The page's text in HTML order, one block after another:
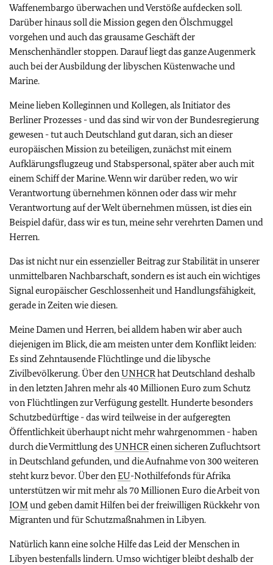
Waffenembargo überwachen und Verstöße aufdecken soll.
Darüber hinaus soll die Mission gegen den Ölschmuggel
vorgehen und auch das grausame Geschäft der
Menschenhändler stoppen. Darauf liegt das ganze Augenmerk
auch bei der Ausbildung der libyschen Küstenwache und
Marine.
Meine lieben Kolleginnen und Kollegen, als Initiator des
Berliner Prozesses - und das sind wir von der Bundesregierung
gewesen - tut auch Deutschland gut daran, sich an dieser
europäischen Mission zu beteiligen, zunächst mit einem
Aufklärungsflugzeug und Stabspersonal, später aber auch mit
einem Schiff der Marine. Wenn wir darüber reden, wo wir
Verantwortung übernehmen können oder dass wir mehr
Verantwortung auf der Welt übernehmen müssen, ist dies ein
Beispiel dafür, dass wir es tun, meine sehr verehrten Damen und
Herren.
Das ist nicht nur ein essenzieller Beitrag zur Stabilität in unserer
unmittelbaren Nachbarschaft, sondern es ist auch ein wichtiges
Signal europäischer Geschlossenheit und Handlungsfähigkeit,
gerade in Zeiten wie diesen.
Meine Damen und Herren, bei alldem haben wir aber auch
diejenigen im Blick, die am meisten unter dem Konflikt leiden:
Es sind Zehntausende Flüchtlinge und die libysche
Zivilbevölkerung. Über denUNHCRhat Deutschland deshalb
in den letzten Jahren mehr als 40 Millionen Euro zum Schutz
von Flüchtlingen zur Verfügung gestellt. Hunderte besonders
Schutzbedürftige - das wird teilweise in der aufgeregten
Öffentlichkeit überhaupt nicht mehr wahrgenommen - haben
durch die Vermittlung desUNHCReinen sicheren Zufluchtsort
in Deutschland gefunden, und die Aufnahme von 300 weiteren
steht kurz bevor. Über denEU-Nothilfefonds für Afrika
unterstützen wir mit mehr als 70 Millionen Euro die Arbeit von
IOMund geben damit Hilfen bei der freiwilligen Rückkehr von
Migranten und für Schutzmaßnahmen in Libyen.
Natürlich kann eine solche Hilfe das Leid der Menschen in
Libyen bestenfalls lindern. Umso wichtiger bleibt deshalb der